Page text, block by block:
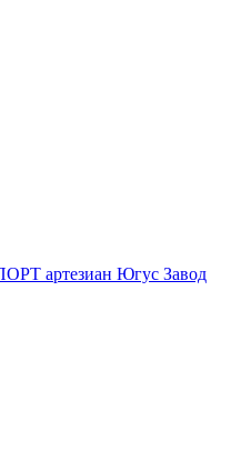
артезиан Югус Завод